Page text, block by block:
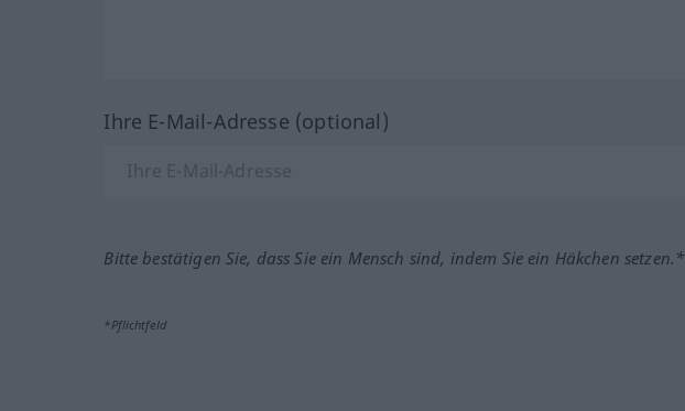
Ihre E-Mail-Adresse (optional)
Bitte bestätigen Sie, dass Sie ein Mensch sind, indem Sie ein Häkchen setzen.*
*Pflichtfeld